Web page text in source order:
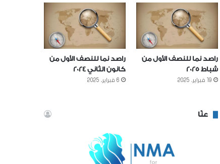
راصد نما للنصف الأول من
شباط 2025
19 فبراير، 2025
راصد نما للنصف الأول من
كانون الثاني 2024
6 فبراير، 2025
عنّا